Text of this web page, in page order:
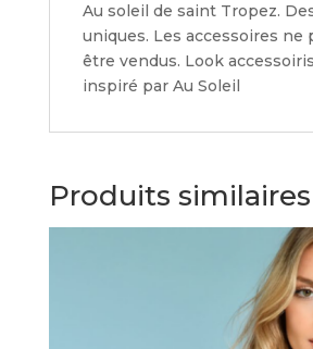
Au soleil de saint Tropez.
uniques. Les accessoires ne
être vendus. Look
inspiré par Au Soleil
Produits similaires